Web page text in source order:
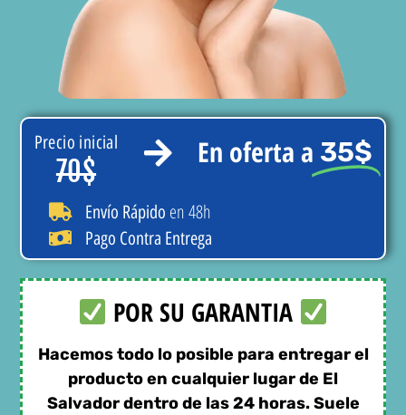
Precio inicial
70$
En oferta a 35$
Envío Rápido en 48h
Pago Contra Entrega
POR SU GARANTIA
Hacemos todo lo posible para entregar el
producto en cualquier lugar de El
Salvador dentro de las 24 horas. Suele